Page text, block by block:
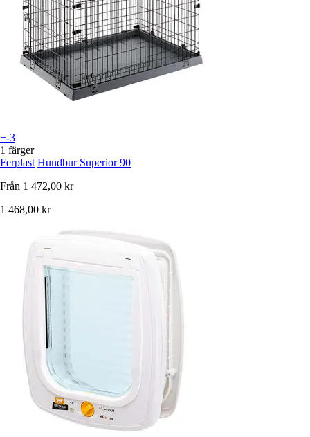
+-3
1 färger
Ferplast Hundbur Superior 90
Från 1 472,00 kr
1 468,00 kr